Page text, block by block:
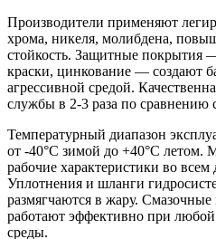
Производители применяют
хрома, никеля, молибдена,
стойкость. Защитные покрытия
краски, цинкование — создают
агрессивной средой.
службы в 2-3 раза по
Температурный диапазон
от -40°C зимой до +40°C летом.
рабочие характеристики во всем
Уплотнения и шланги
размягчаются в жару.
работают эффективно при
среды.